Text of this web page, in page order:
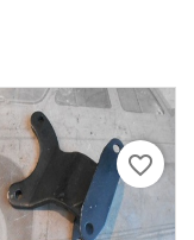
favorite_border